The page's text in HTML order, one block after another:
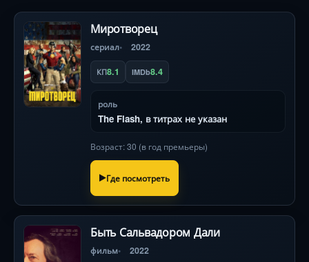
Миротворец
сериал 2022
КП8.1 IMDb8.4
роль
The Flash, в титрах не указан
Возраст: 30 (в год премьеры)
Где посмотреть
Быть Сальвадором Дали
фильм 2022